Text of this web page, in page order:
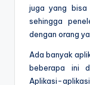
juga yang bisa
sehingga
dengan orang
Ada banyak
beberapa ini
Aplikasi-